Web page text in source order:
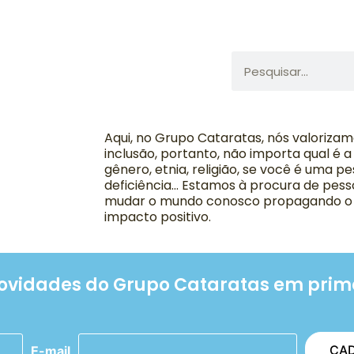
Aqui, no Grupo Cataratas, nós
inclusão, portanto, não importa qual é
gênero, etnia, religião, se você é uma
deficiência… Estamos à procura de
mudar o mundo conosco propagando
impacto positivo.
do Grupo Cataratas em